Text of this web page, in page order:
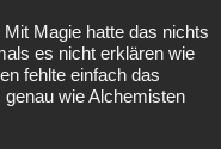
Magie hatte das nichts
es nicht erklären wie
fehlte einfach das
wie Alchemisten